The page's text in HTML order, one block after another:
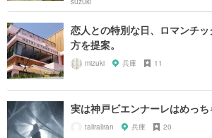
恋人との特別な日、ロマンチ
方を提案。
mizuki 兵庫 11
実は神戸ビエンナーレはめっ
taliraliran 兵庫 20